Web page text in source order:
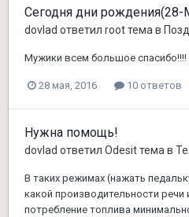
Сегодня дни рождения(28-
dovlad ответил rootтема в
Мужики всем большое спасибо!!!!
28 мая, 2016 10 ответов
Нужна помощь!
dovlad ответил Odesitтема в
В таких режимах (нажать
какой производительности речи
потребление топлива